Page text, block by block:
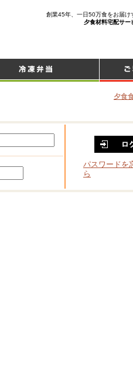
創業45年、一日50万食をお届け
夕食材料宅配サー
夕食
パスワードを
ら